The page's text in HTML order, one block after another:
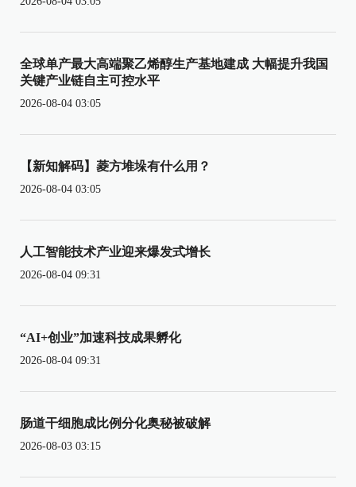
全球单产最大高端聚乙烯醇生产基地建成 大幅提升我国
关键产业链自主可控水平
2026-08-04 03:05
【新知解码】菱方堆垛有什么用？
2026-08-04 03:05
人工智能技术产业迎来爆发式增长
2026-08-04 09:31
“AI+创业”加速科技成果孵化
2026-08-04 09:31
肠道干细胞成比例分化奥秘被破解
2026-08-03 03:15